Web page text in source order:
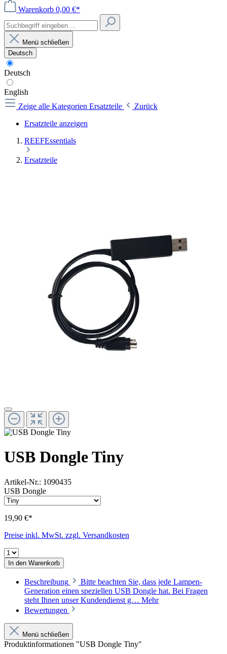
Warenkorb 0,00 €*
Menü schließen
Deutsch
Deutsch
English
Zeige alle Kategorien Ersatzteile
Zurück
Ersatzteile anzeigen
REEFEssentials
Ersatzteile
USB Dongle Tiny
Artikel-Nr.: 1090435
USB Dongle
19,90 €*
Preise inkl. MwSt. zzgl. Versandkosten
In den Warenkorb
Beschreibung
Bitte beachten Sie, dass jede Lampen-
Generation einen speziellen USB Dongle hat. Bei Fragen
steht Ihnen unser Kundendienst g… Mehr
Bewertungen
Menü schließen
Produktinformationen "USB Dongle Tiny"